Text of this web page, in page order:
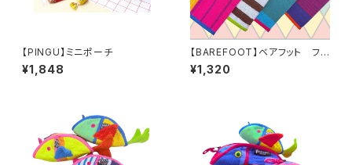
【PINGU】ミニポーチ
¥1,848
【BAREFOOT】ベアフット フラ
ットミニポーチ
¥1,320